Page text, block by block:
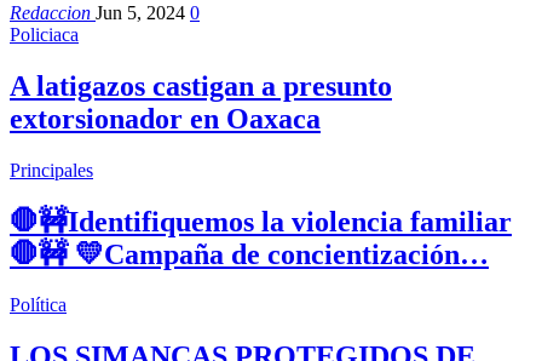
Redaccion Jun 5, 2024 0
Policiaca
A latigazos castigan a presunto
extorsionador en Oaxaca
Principales
🛑🚧Identifiquemos la violencia familiar
🛑🚧 💛Campaña de concientización…
Política